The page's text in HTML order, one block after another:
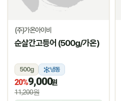
(주)가온아이비
순살간고등어 (500g/가온)
500g 냉동
20%9,000원
11,200원